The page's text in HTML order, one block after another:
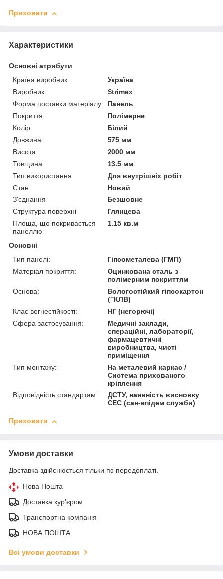
Приховати
Характеристики
Основні атрибути
Країна виробник
Україна
Виробник
Strimex
Форма поставки матеріалу
Панель
Покриття
Полімерне
Колір
Білий
Довжина
575 мм
Висота
2000 мм
Товщина
13.5 мм
Тип використання
Для внутрішніх робіт
Стан
Новий
З'єднання
Безшовне
Структура поверхні
Глянцева
Площа, що покривається
панеллю
1.15 кв.м
Основні
Тип панелі:
Гіпсометалева (ГМП)
Матеріал покриття:
Оцинкована сталь з
полімерним покриттям
Основа:
Вологостійкий гіпсокартон
(ГКЛВ)
Клас вогнестійкості:
НГ (негорючі)
Сфера застосування:
Медичні заклади,
операційні, лабораторії,
фармацевтичні
виробництва, чисті
приміщення
Тип монтажу:
На металевий каркас /
Система прихованого
кріплення
Відповідність стандартам:
ДСТУ, наявність висновку
СЕС (сан-епідем служби)
Приховати
Умови доставки
Доставка здійснюється тільки по передоплаті.
Нова Пошта
Доставка кур'єром
Транспортна компанія
НОВА ПОШТА
Всі умови доставки